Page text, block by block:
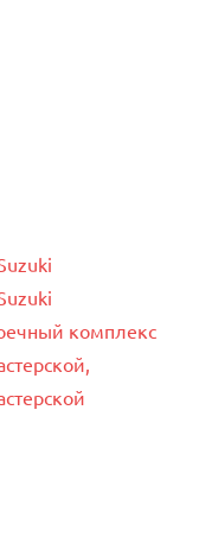
комплекс